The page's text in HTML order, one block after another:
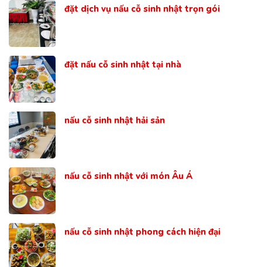
đặt dịch vụ nấu cỗ sinh nhật trọn gói
đặt nấu cỗ sinh nhật tại nhà
nấu cỗ sinh nhật hải sản
nấu cỗ sinh nhật với món Âu Á
nấu cỗ sinh nhật phong cách hiện đại